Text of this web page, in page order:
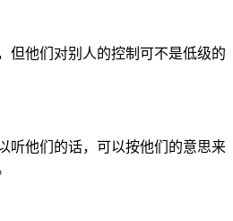
但他们对别人的控制可不是低级的
听他们的话，可以按他们的意思来